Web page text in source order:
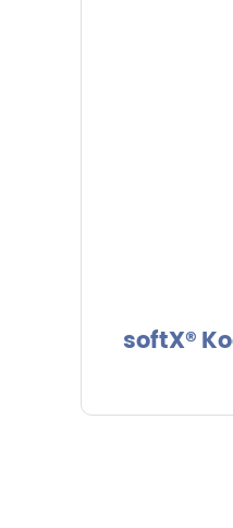
softX®